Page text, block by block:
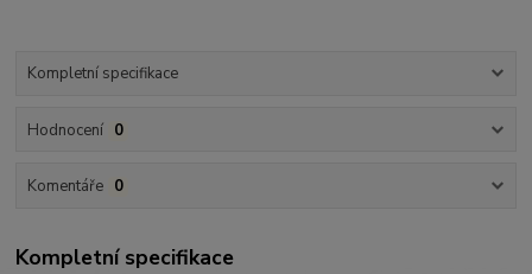
Kompletní specifikace
Hodnocení 0
Komentáře 0
Kompletní specifikace